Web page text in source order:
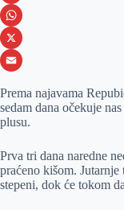
e
b
o
k
s
s
e
g
e
r
i
n
k
d
I
n
V
i
b
r
W
h
t
s
A
p
X
m
a
i
l
Prema najavama
sedam dana očekuje
plusu.
Prva tri dana naredne
praćeno kišom.
stepeni, dok će tokom